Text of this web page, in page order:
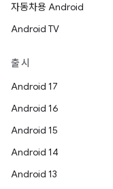
자동차용 Android
Android TV
출시
Android 17
Android 16
Android 15
Android 14
Android 13